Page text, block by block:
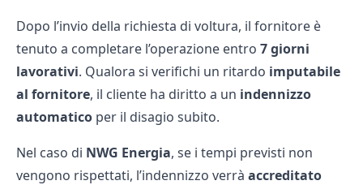
Dopo l’invio della richiesta di voltura, il fornitore è
tenuto a completare l’operazione entro 7 giorni
lavorativi. Qualora si verifichi un ritardo imputabile
al fornitore, il cliente ha diritto a un indennizzo
automatico per il disagio subito.
Nel caso di NWG Energia, se i tempi previsti non
vengono rispettati, l’indennizzo verrà accreditato